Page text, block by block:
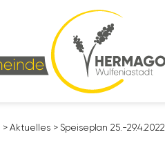
> Aktu­elles > Spei­se­plan 25.-29.4.2022